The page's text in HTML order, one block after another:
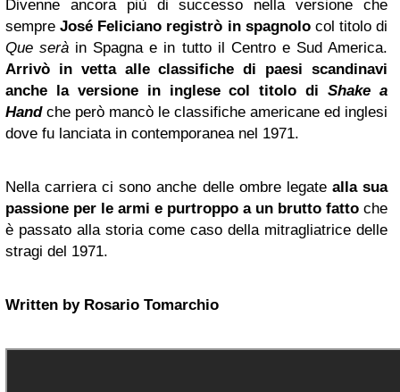
Divenne ancora più di successo nella versione che
sempreJosé Feliciano registrò in spagnolocol titolo di
Que serà in Spagna e in tutto il Centro e Sud America.
Arrivò in vetta alle classifiche di paesi scandinavi
anche la versione in inglese col titolo diShake a
Handche però mancò le classifiche americane ed inglesi
dove fu lanciata in contemporanea nel 1971.
Nella carriera ci sono anche delle ombre legate alla sua
passione per le armi e purtroppo a un brutto fatto che
è passato alla storia come caso della mitragliatrice delle
stragi del 1971.
Written by Rosario Tomarchio